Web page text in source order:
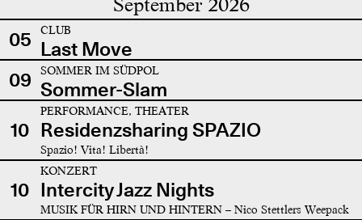
05 CLUB
Last Move
09
SOMMER IM SÜDPOL
Sommer-Slam
10
PERFORMANCE, THEATER
Residenzsharing SPAZIO
Spazio! Vita! Libertà!
10
KONZERT
Intercity Jazz Nights
MUSIK FÜR HIRN UND HINTERN – Nico Stettlers Weepack